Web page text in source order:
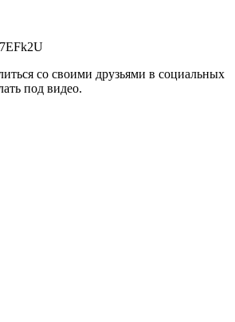
со своими друзьями в социальных
под видео.